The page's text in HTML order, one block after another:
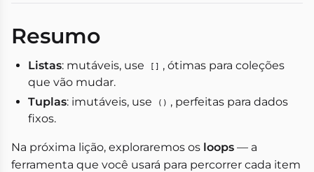
Resumo
Listas: mutáveis, use [] , ótimas para coleções
que vão mudar.
Tuplas: imutáveis, use () , perfeitas para dados
fixos.
Na próxima lição, exploraremos os loops — a
ferramenta que você usará para percorrer cada item